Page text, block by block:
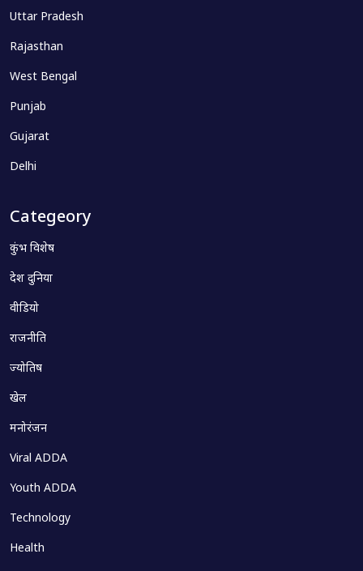
Uttar Pradesh
Rajasthan
West Bengal
Punjab
Gujarat
Delhi
Categeory
कुंभ विशेष
देश दुनिया
वीडियो
राजनीति
ज्योतिष
खेल
मनोरंजन
Viral ADDA
Youth ADDA
Technology
Health